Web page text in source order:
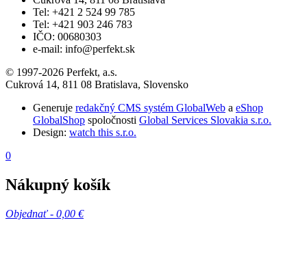
Tel: +421 2 524 99 785
Tel: +421 903 246 783
IČO: 00680303
e-mail: info@perfekt.sk
© 1997-2026 Perfekt, a.s.
Cukrová 14, 811 08 Bratislava, Slovensko
Generuje redakčný CMS systém GlobalWeb a eShop
GlobalShop spoločnosti Global Services Slovakia s.r.o.
Design: watch this s.r.o.
0
Nákupný košík
Objednať - 0,00 €